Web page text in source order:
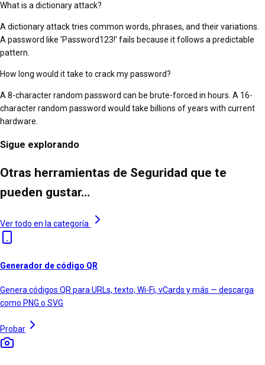
What is a dictionary attack?
A dictionary attack tries common words, phrases, and their variations.
A password like 'Password123!' fails because it follows a predictable
pattern.
How long would it take to crack my password?
A 8-character random password can be brute-forced in hours. A 16-
character random password would take billions of years with current
hardware.
Sigue explorando
Otras herramientas de Seguridad que te
pueden gustar…
Ver todo en la categoría
Generador de código QR
Genera códigos QR para URLs, texto, Wi-Fi, vCards y más — descarga
como PNG o SVG
Probar